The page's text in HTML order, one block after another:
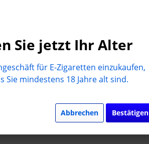
Sie jetzt Ihr Alter
für E-Zigaretten einzukaufen,
Sie mindestens 18 Jahre alt sind.
Abbrechen Bestätigen